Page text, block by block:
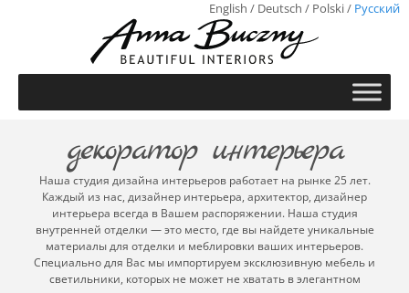
English / Deutsch / Polski/ Русский
декоратор интерьера
Наша студия дизайна интерьеров работает на рынке 25 лет.
Каждый из нас, дизайнер интерьера, архитектор, дизайнер
интерьера всегда в Вашем распоряжении. Наша студия
внутренней отделки — это место, где вы найдете уникальные
материалы для отделки и меблировки ваших интерьеров.
Специально для Вас мы импортируем эксклюзивную мебель и
светильники, которых не может не хватать в элегантном